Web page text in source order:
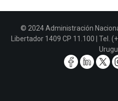
© 2024 Administración
Libertador 1409 CP 11.100 | Tel.